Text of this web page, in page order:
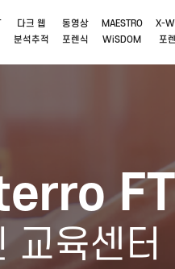
다크 웹
분석추적
동영상
포렌식
MAESTRO
WiSDOM
X-
포
교육센터